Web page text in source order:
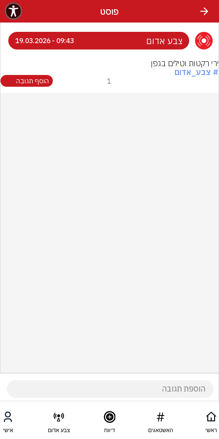
פוסט
צבע אדום 09:43 - 19.03.2026
ירי רקטות וטילים בגפן
# צבע_אדום
1 הוסף תגובה
ראשי האשטאגים דיווח צבע אדום אישי